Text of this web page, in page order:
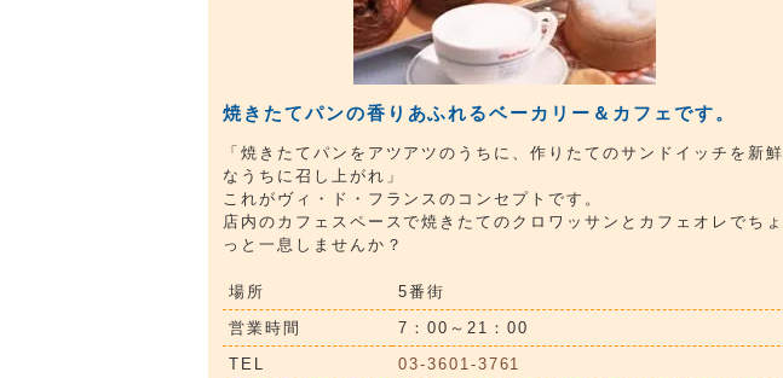
焼きたてパンの香りあふれるベーカリー＆カフェです。
「焼きたてパンをアツアツのうちに、作りたてのサンドイッチを新鮮
なうちに召し上がれ」
これがヴィ・ド・フランスのコンセプトです。
店内のカフェスペースで焼きたてのクロワッサンとカフェオレでちょ
っと一息しませんか？
場所
5番街
営業時間
7：00～21：00
TEL
03-3601-3761